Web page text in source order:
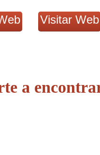
Visitar Web
a